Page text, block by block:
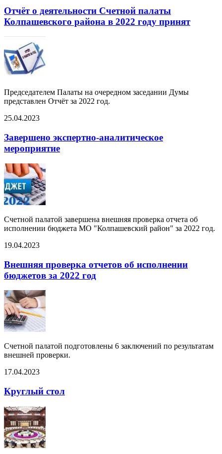
Отчёт о деятельности Счетной палаты
Колпашевского района в 2022 году принят
Председателем Палаты на очередном заседании Думы
представлен Отчёт за 2022 год.
25.04.2023
Завершено экспертно-аналитическое
мероприятие
Счетной палатой завершена внешняя проверка отчета об
исполнении бюджета МО "Колпашевский район" за 2022 год.
19.04.2023
Внешняя проверка отчетов об исполнении
бюджетов за 2022 год
Счетной палатой подготовлены 6 заключений по результатам
внешней проверки.
17.04.2023
Круглый стол